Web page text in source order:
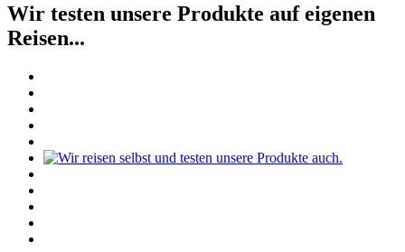
Wir testen unsere Produkte auf eigenen
Reisen...